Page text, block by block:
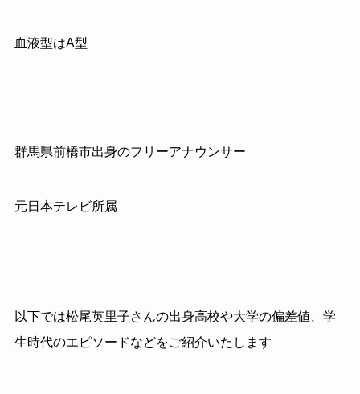
血液型はA型
群馬県前橋市出身のフリーアナウンサー
元日本テレビ所属
以下では松尾英里子さんの出身高校や大学の偏差値、学
生時代のエピソードなどをご紹介いたします